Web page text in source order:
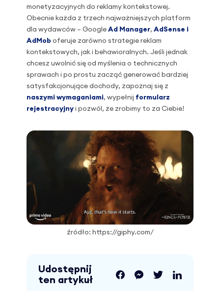
monetyzacyjnych do reklamy kontekstowej.
Obecnie każda z trzech najważniejszych platform
dla wydawców – Google Ad Manager, AdSense i
AdMob oferuje zarówno strategie reklam
kontekstowych, jak i behawioralnych. Jeśli jednak
chcesz uwolnić się od myślenia o technicznych
sprawach i po prostu zacząć generować bardziej
satysfakcjonujące dochody, zapoznaj się z
naszymi wymaganiami, wypełnij formularz
rejestracyjny i pozwól, że zrobimy to za Ciebie!
źródło: https://giphy.com/
Udostępnij
ten artykuł